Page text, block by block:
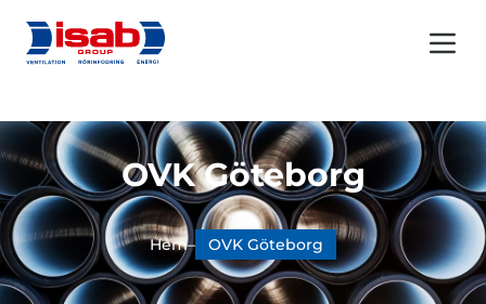
OVK Göteborg
Hem– OVK Göteborg